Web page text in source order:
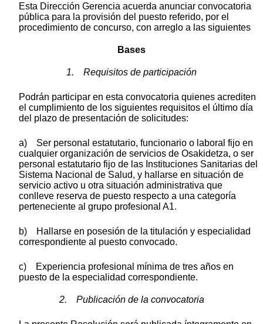
Esta Dirección Gerencia acuerda anunciar convocatoria
pública para la provisión del puesto referido, por el
procedimiento de concurso, con arreglo a las siguientes
Bases
1. Requisitos de participación
Podrán participar en esta convocatoria quienes acrediten
el cumplimiento de los siguientes requisitos el último día
del plazo de presentación de solicitudes:
a) Ser personal estatutario, funcionario o laboral fijo en
cualquier organización de servicios de Osakidetza, o ser
personal estatutario fijo de las Instituciones Sanitarias del
Sistema Nacional de Salud, y hallarse en situación de
servicio activo u otra situación administrativa que
conlleve reserva de puesto respecto a una categoría
perteneciente al grupo profesional A1.
b) Hallarse en posesión de la titulación y especialidad
correspondiente al puesto convocado.
c) Experiencia profesional mínima de tres años en
puesto de la especialidad correspondiente.
2. Publicación de la convocatoria